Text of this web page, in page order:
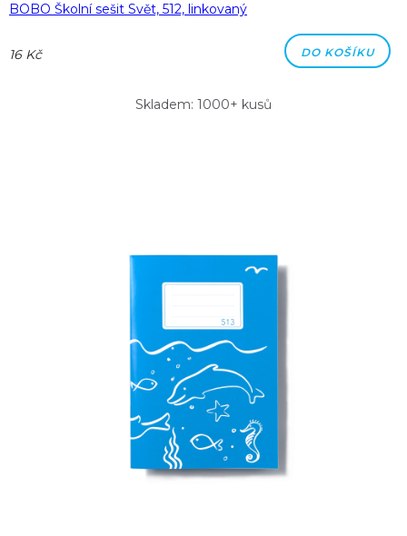
BOBO Školní sešit Svět, 512, linkovaný
16 Kč DO KOŠÍKU
Skladem: 1000+ kusů